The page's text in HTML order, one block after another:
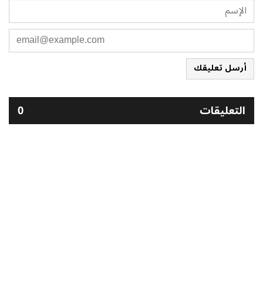
أرسل تعليقك
التعليقات 0